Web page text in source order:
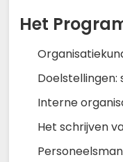
Het
Interne
Het schrijven